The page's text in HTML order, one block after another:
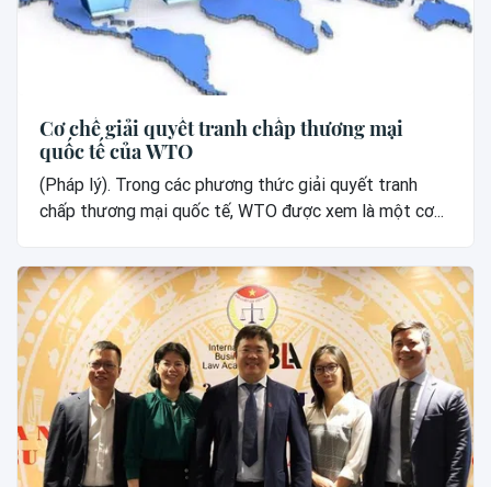
Cơ chế giải quyết tranh chấp thương mại
quốc tế của WTO
(Pháp lý). Trong các phương thức giải quyết tranh
chấp thương mại quốc tế, WTO được xem là một cơ...